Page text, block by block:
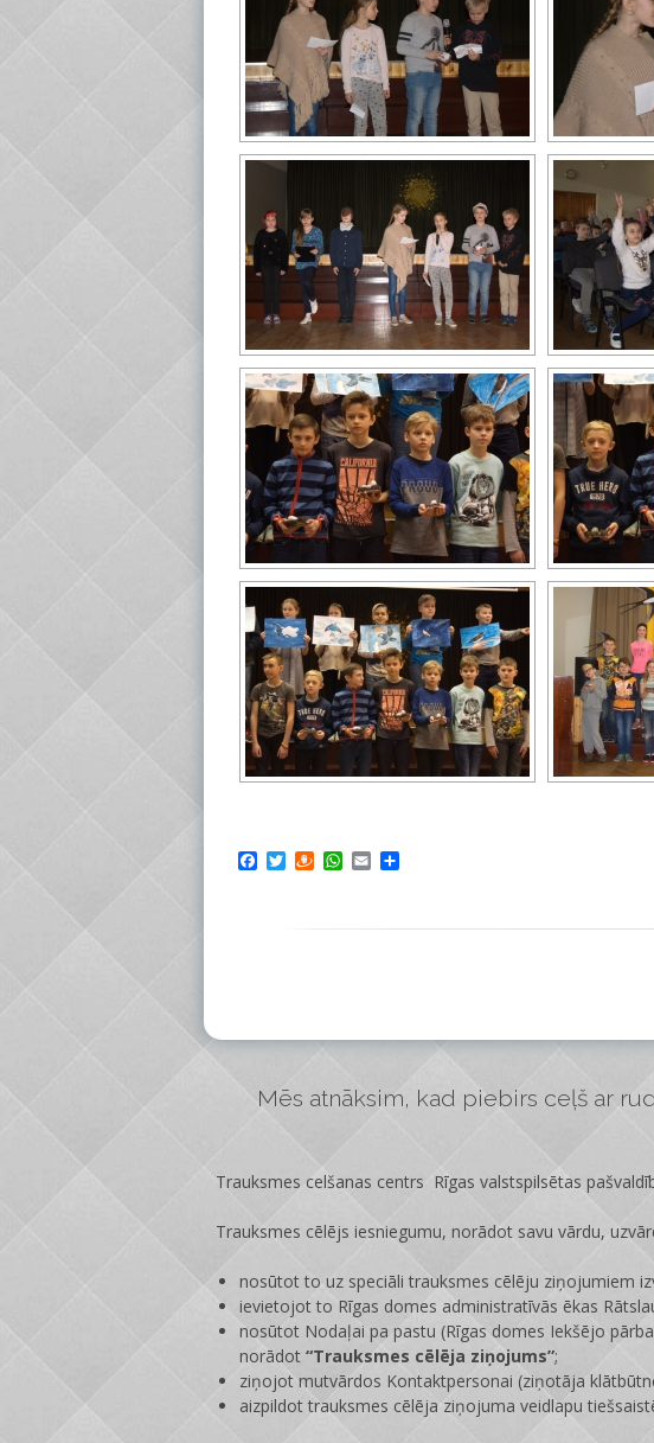
Facebook
TwitterDraugiem
WhatsApp
Email
Mēs atnāksim, kad piebirs ceļš ar
Trauksmes celšanas centrs Rīgas valstspilsētas
Trauksmes cēlējs iesniegumu, norādot savu vārdu,
nosūtot to uz speciāli trauksmes cēlēju ziņojumiem
ievietojot to Rīgas domes administratīvās ēkas
nosūtot Nodaļai pa pastu (Rīgas domes Iekšējo
norādot “Trauksmes cēlēja ziņojums”;
ziņojot mutvārdos Kontaktpersonai (ziņotāja
aizpildot trauksmes cēlēja ziņojuma veidlapu